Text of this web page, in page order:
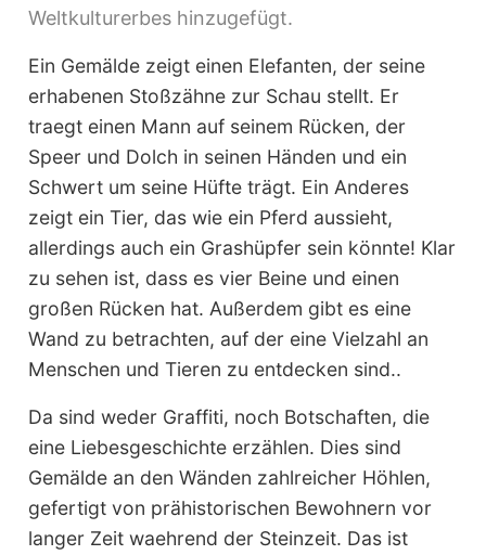
Weltkulturerbes hinzugefügt.
Ein Gemälde zeigt einen Elefanten, der seine
erhabenen Stoßzähne zur Schau stellt. Er
traegt einen Mann auf seinem Rücken, der
Speer und Dolch in seinen Händen und ein
Schwert um seine Hüfte trägt. Ein Anderes
zeigt ein Tier, das wie ein Pferd aussieht,
allerdings auch ein Grashüpfer sein könnte! Klar
zu sehen ist, dass es vier Beine und einen
großen Rücken hat. Außerdem gibt es eine
Wand zu betrachten, auf der eine Vielzahl an
Menschen und Tieren zu entdecken sind..
Da sind weder Graffiti, noch Botschaften, die
eine Liebesgeschichte erzählen. Dies sind
Gemälde an den Wänden zahlreicher Höhlen,
gefertigt von prähistorischen Bewohnern vor
langer Zeit waehrend der Steinzeit. Das ist